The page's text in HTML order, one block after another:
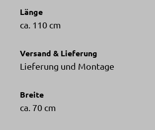
Länge
ca. 110 cm
Versand & Lieferung
Lieferung und Montage
Breite
ca. 70 cm